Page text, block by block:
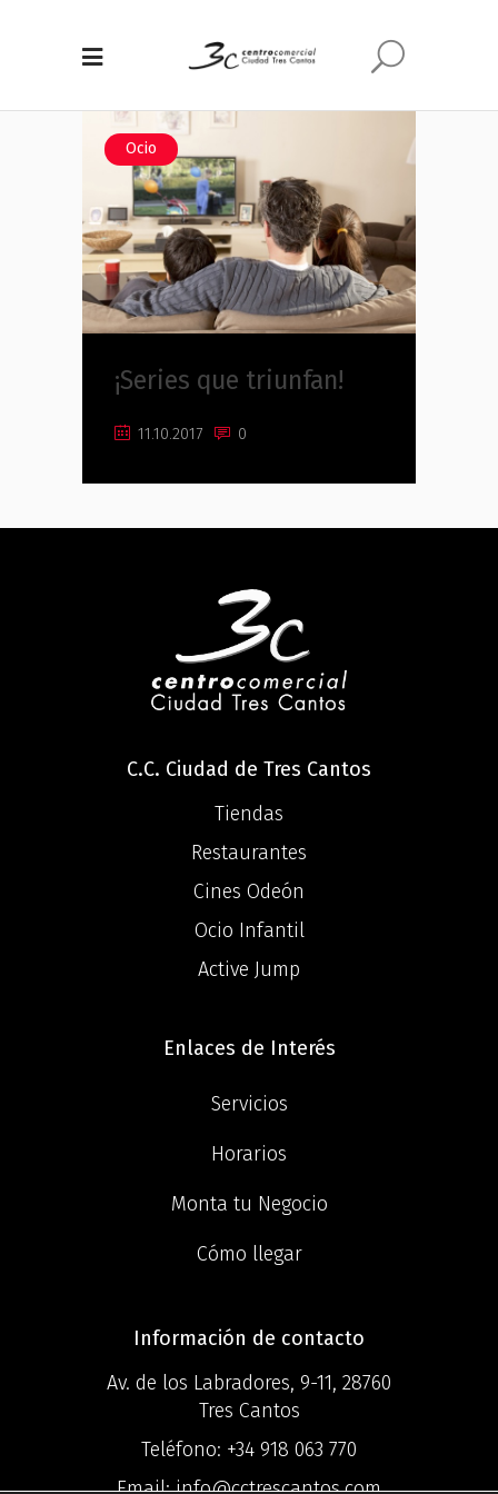
Ocio
¡Series que triunfan!
11.10.2017 0
C.C. Ciudad de Tres Cantos
Tiendas
Restaurantes
Cines Odeón
Ocio Infantil
Active Jump
Enlaces de Interés
Servicios
Horarios
Monta tu Negocio
Cómo llegar
Información de contacto
Av. de los Labradores, 9-11, 28760
Tres Cantos
Teléfono: +34 918 063 770
Email:info@cctrescantos.com